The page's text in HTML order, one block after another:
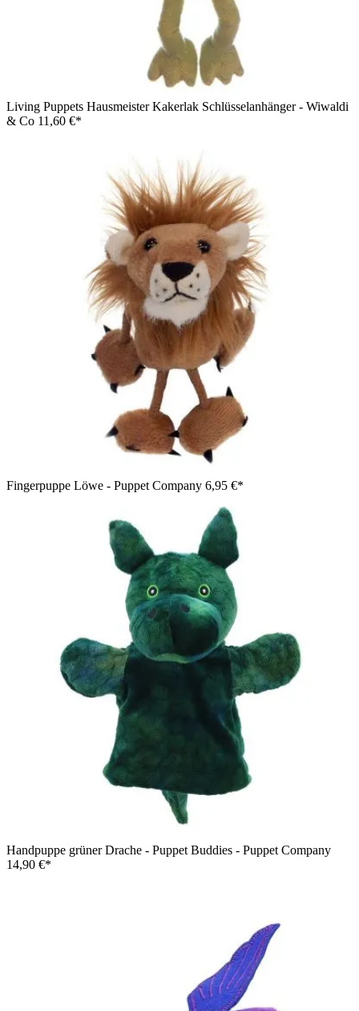
Living Puppets Hausmeister Kakerlak Schlüsselanhänger - Wiwaldi
& Co 11,60 €*
Fingerpuppe Löwe - Puppet Company 6,95 €*
Handpuppe grüner Drache - Puppet Buddies - Puppet Company
14,90 €*